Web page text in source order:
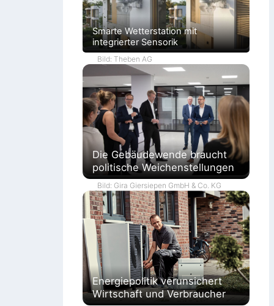
Smarte Wetterstation mit
integrierter Sensorik
Bild: Theben AG
Die Gebäudewende braucht
politische Weichenstellungen
Bild: Gira Giersiepen GmbH & Co. KG
Energiepolitik verunsichert
Wirtschaft und Verbraucher